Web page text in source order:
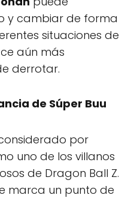
y cambiar de forma
situaciones de
aún más
derrotar.
de Súper Buu
por
uno de los villanos
de Dragon Ball Z.
marca un punto de